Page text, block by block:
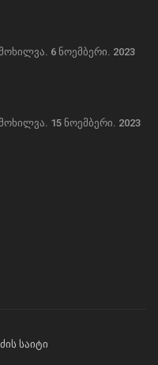
6 ნოემბერი. 2023
15 ნოემბერი. 2023
საიტი